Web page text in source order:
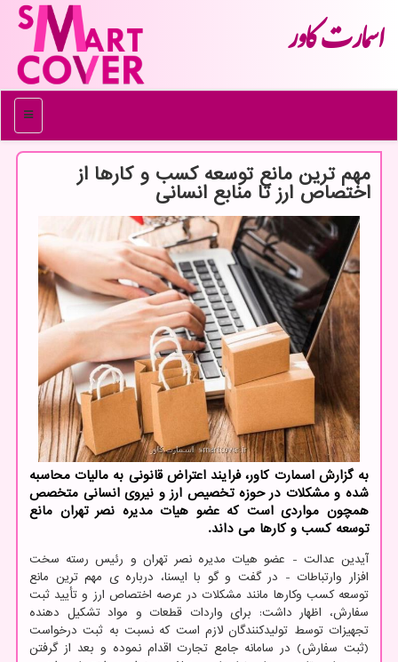
اسمارت كاور
منو
مهم ترین مانع توسعه کسب و کارها از
اختصاص ارز تا منابع انسانی
به گزارش اسمارت کاور، فرایند اعتراض قانونی به مالیات محاسبه
شده و مشکلات در حوزه تخصیص ارز و نیروی انسانی متخصص
همچون مواردی است که عضو هیات مدیره نصر تهران مانع
توسعه کسب و کارها می داند.
آیدین عدالت - عضو هیات مدیره نصر تهران و رئیس رسته سخت
افزار وارتباطات - در گفت و گو با ایسنا، درباره ی مهم ترین مانع
توسعه کسب وکارها مانند مشکلات در عرصه اختصاص ارز و تأیید ثبت
سفارش، اظهار داشت: برای واردات قطعات و مواد تشکیل دهنده
تجهیزات توسط تولیدکنندگان لازم است که نسبت به ثبت درخواست
(ثبت سفارش) در سامانه جامع تجارت اقدام نموده و بعد از گرفتن